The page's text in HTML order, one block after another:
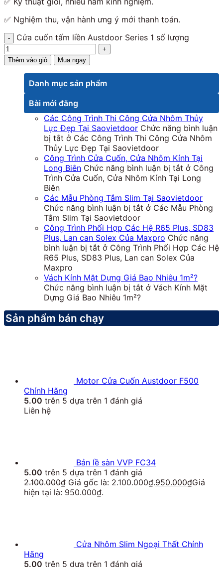
✅ Nghiệm thu, vận hành ưng ý mới thanh toán.
Cửa cuốn tấm liền Austdoor Series 1 số lượng
Thêm vào giỏ Mua ngay
Danh mục sản phẩm
Bài mới đăng
Các Công Trình Thi Công Cửa Nhôm Thủy
Lực Đẹp Tại Saovietdoor Chức năng bình luận
bị tắt ở Các Công Trình Thi Công Cửa Nhôm
Thủy Lực Đẹp Tại Saovietdoor
Công Trình Cửa Cuốn, Cửa Nhôm Kính Tại
Long Biên Chức năng bình luận bị tắt ở Công
Trình Cửa Cuốn, Cửa Nhôm Kính Tại Long
Biên
Các Mẫu Phòng Tắm Slim Tại Saovietdoor
Chức năng bình luận bị tắt ở Các Mẫu Phòng
Tắm Slim Tại Saovietdoor
Công Trình Phối Hợp Các Hệ R65 Plus, SD83
Plus, Lan can Solex Của Maxpro Chức năng
bình luận bị tắt ở Công Trình Phối Hợp Các Hệ
R65 Plus, SD83 Plus, Lan can Solex Của
Maxpro
Vách Kính Mặt Dựng Giá Bao Nhiêu 1m²?
Chức năng bình luận bị tắt ở Vách Kính Mặt
Dựng Giá Bao Nhiêu 1m²?
Sản phẩm bán chạy
Motor Cửa Cuốn Austdoor F500
Chính Hãng
5.00 trên 5 dựa trên 1 đánh giá
Liên hệ
Bản lề sàn VVP FC34
5.00 trên 5 dựa trên 1 đánh giá
2.100.000₫ Giá gốc là: 2.100.000₫.950.000₫Giá
hiện tại là: 950.000₫.
Cửa Nhôm Slim Ngoại Thất Chính
Hãng
5.00 trên 5 dựa trên 1 đánh giá